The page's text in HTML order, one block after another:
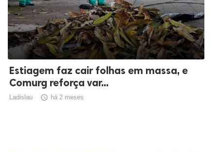
Estiagem faz cair folhas em massa, e
Comurg reforça var...
Ladislau  há 2 meses